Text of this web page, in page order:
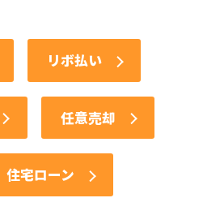
リボ払い
任意売却
住宅ローン